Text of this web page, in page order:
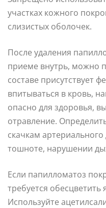
участках кожного
слизистых оболочек.
После удаления
приеме внутрь, можно
составе присутствует
впитываться в кровь,
опасно для здоровья,
отравление.
скачкам
тошноте, нарушении
Если папилломатоз
требуется
Используйте